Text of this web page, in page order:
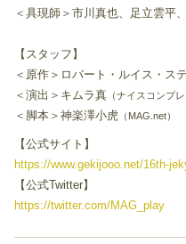
＜具現師＞市川真也、足立雲平
【スタッフ】
＜原作＞ロバート・ルイス・ス
＜演出＞キムラ真 （ナイスコンプレ
＜脚本＞神楽澤小虎 （MAG.net）
【公式サイト】
https://www.gekijooo.net/16th-
【公式Twitter】
https://twitter.com/MAG_play